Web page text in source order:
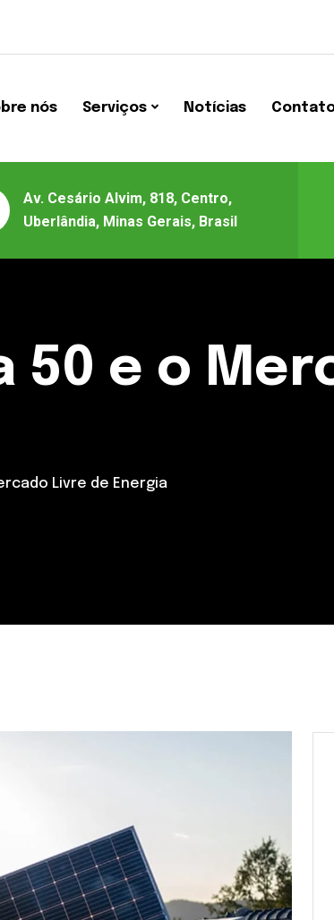
nós Serviços Notí­cias
Av. Cesário Alvim, 818, Centro,
Uberlândia, Minas Gerais, Brasil
50 e o
Livre de Energia